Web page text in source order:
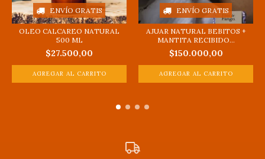
ENVÍO GRATIS
OLEO CALCAREO NATURAL
500 ML
$27.500,00
ENVÍO GRATIS
AJUAR NATURAL BEBITOS +
MANTITA RECIBIDO...
$150.000,00